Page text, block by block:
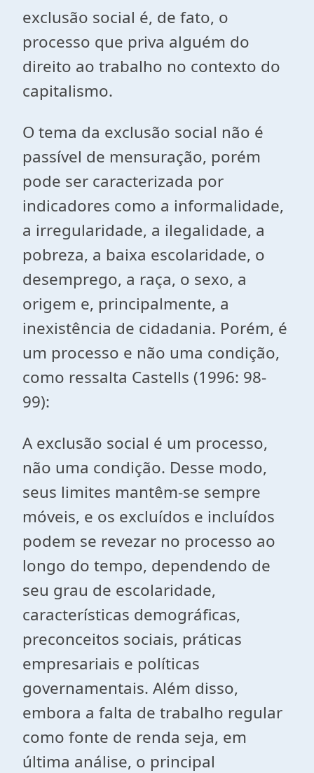
exclusão social é, de fato, o
processo que priva alguém do
direito ao trabalho no contexto do
capitalismo.
O tema da exclusão social não é
passível de mensuração, porém
pode ser caracterizada por
indicadores como a informalidade,
a irregularidade, a ilegalidade, a
pobreza, a baixa escolaridade, o
desemprego, a raça, o sexo, a
origem e, principalmente, a
inexistência de cidadania. Porém, é
um processo e não uma condição,
como ressalta Castells (1996: 98-
99):
A exclusão social é um processo,
não uma condição. Desse modo,
seus limites mantêm-se sempre
móveis, e os excluídos e incluídos
podem se revezar no processo ao
longo do tempo, dependendo de
seu grau de escolaridade,
características demográficas,
preconceitos sociais, práticas
empresariais e políticas
governamentais. Além disso,
embora a falta de trabalho regular
como fonte de renda seja, em
última análise, o principal